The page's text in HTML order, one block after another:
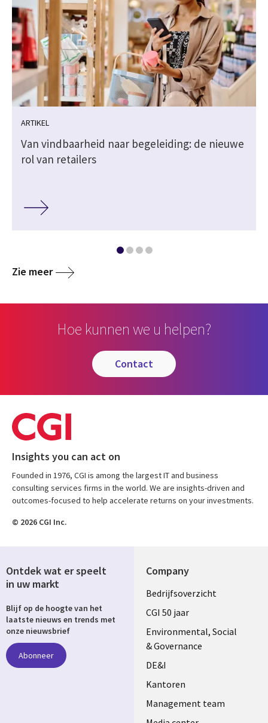
ARTIKEL
Van vindbaarheid naar begeleiding: de nieuwe
rol van retailers
Zie meer
Hoe kunnen we u helpen?
contact
Insights you can act on
Founded in 1976, CGI is among the largest IT and business
consulting services firms in the world. We are insights-driven and
outcomes-focused to help accelerate returns on your investments.
© 2026 CGI Inc.
Company
Useful
links
NETHERLANDS
Bedrijfsoverzicht
CGI 50 jaar
Environmental, Social
& Governance
DE&I
Kantoren
Management team
Ontdek wat er speelt
in uw markt
Blijf op de hoogte van het
laatste nieuws en trends met
onze nieuwsbrief
Abonneer